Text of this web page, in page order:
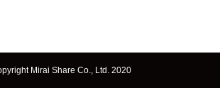
Mirai Share Co., Ltd. 2020